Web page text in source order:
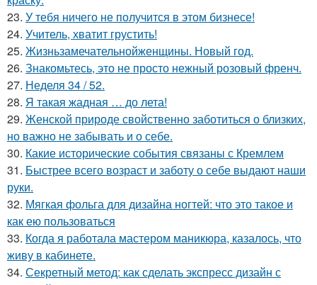
23. У тебя ничего не получится в этом бизнесе!
24. Учитель, хватит грустить!
25. Жизньзамечательнойженщины. Новый год.
26. Знакомьтесь, это не просто нежный розовый френч.
27. Неделя 34 / 52.
28. Я такая жадная … до лета!
29. Женской природе свойственно заботиться о близких,
но важно не забывать и о себе.
30. Какие исторические события связаны с Кремлем
31. Быстрее всего возраст и заботу о себе выдают наши
руки.
32. Мягкая фольга для дизайна ногтей: что это такое и
как ею пользоваться
33. Когда я работала мастером маникюра, казалось, что
живу в кабинете.
34. Секретный метод: как сделать экспресс дизайн с